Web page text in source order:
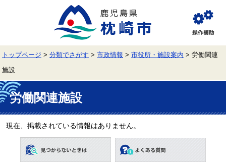
で
す。
ば
し
本
文
へ
覧
補
助
トップページ > 分類でさがす > 市政情報 > 市役所・施設案内 > 労働関連
施設
本
文 労働関連施設
現在、掲載されている情報はありません。